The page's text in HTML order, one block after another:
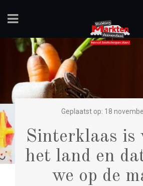
Geplaatst op: 18
Sinterklaas is
het land en
we op de